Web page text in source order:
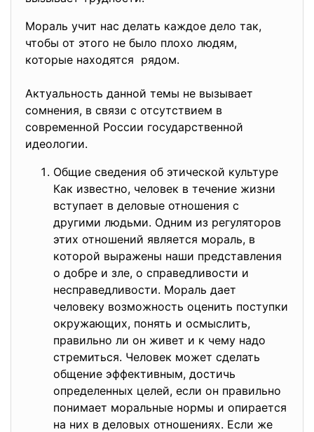
Мораль учит нас делать каждое дело так,
чтобы от этого не было плохо людям,
которые находятся рядом.
Актуальность данной темы не вызывает
сомнения, в связи с отсутствием в
современной России государственной
идеологии.
Общие сведения об этической культуре
Как известно, человек в течение жизни
вступает в деловые отношения с
другими людьми. Одним из регуляторов
этих отношений является мораль, в
которой выражены наши представления
о добре и зле, о справедливости и
несправедливости. Мораль дает
человеку возможность оценить поступки
окружающих, понять и осмыслить,
правильно ли он живет и к чему надо
стремиться. Человек может сделать
общение эффективным, достичь
определенных целей, если он правильно
понимает моральные нормы и опирается
на них в деловых отношениях. Если же